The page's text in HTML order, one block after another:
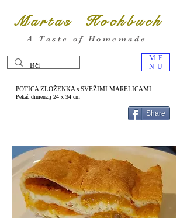
ME
NU
Martas Kochbuch
A Taste of Homemade
POTICA ZLOŽENKA s SVEŽIMI MARELICAMI
Pekač dimenzij 24 x 34 cm
Share